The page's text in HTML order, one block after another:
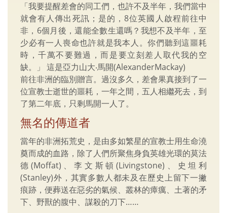
「我要提醒差會的同工們，也許不及半年，我們當中
就會有人傳出死訊；是的，8位英國人啟程前往中
非，6個月後，還能全數生還嗎？我想不及半年，至
少必有一人喪命也許就是我本人。你們聽到這噩耗
時，千萬不要難過，而是要立刻差人取代我的空
缺。」 這是亞力山大‧馬開(AlexanderMackay)
前往非洲的臨別贈言。過沒多久，差會果真接到了一
位宣教士逝世的噩耗，一年之間，五人相繼死去，到
了第二年底，只剩馬開一人了。
無名的傳道者
當年的非洲拓荒史，是由多如繁星的宣教士用生命澆
奠而成的血路，除了人們所聚焦身負英雄光環的莫法
德(Moffat)、李文斯頓(Livingstone)、史坦利
(Stanley)外，其實多數人都未及在歷史上留下一撇
痕跡，便葬送在惡劣的氣候、叢林的瘴癘、土著的矛
下、野獸的腹中、謀殺的刀下……